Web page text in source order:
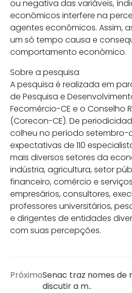
ou negativa das variáveis,
econômicos interfere na
agentes econômicos. Assim,
um só tempo causa e
comportamento econômico.
Sobre a pesquisa
A pesquisa é realizada em
de Pesquisa e
Fecomércio-CE e o Conselho
(Corecon-CE). De
colheu no período setembro-
expectativas de 110
mais diversos setores da
indústria, agricultura, setor
financeiro, comércio e
empresários, consultores,
professores universitários,
e dirigentes de entidades
com suas percepções.
PróximoSenac traz nomes de
discutir a m..